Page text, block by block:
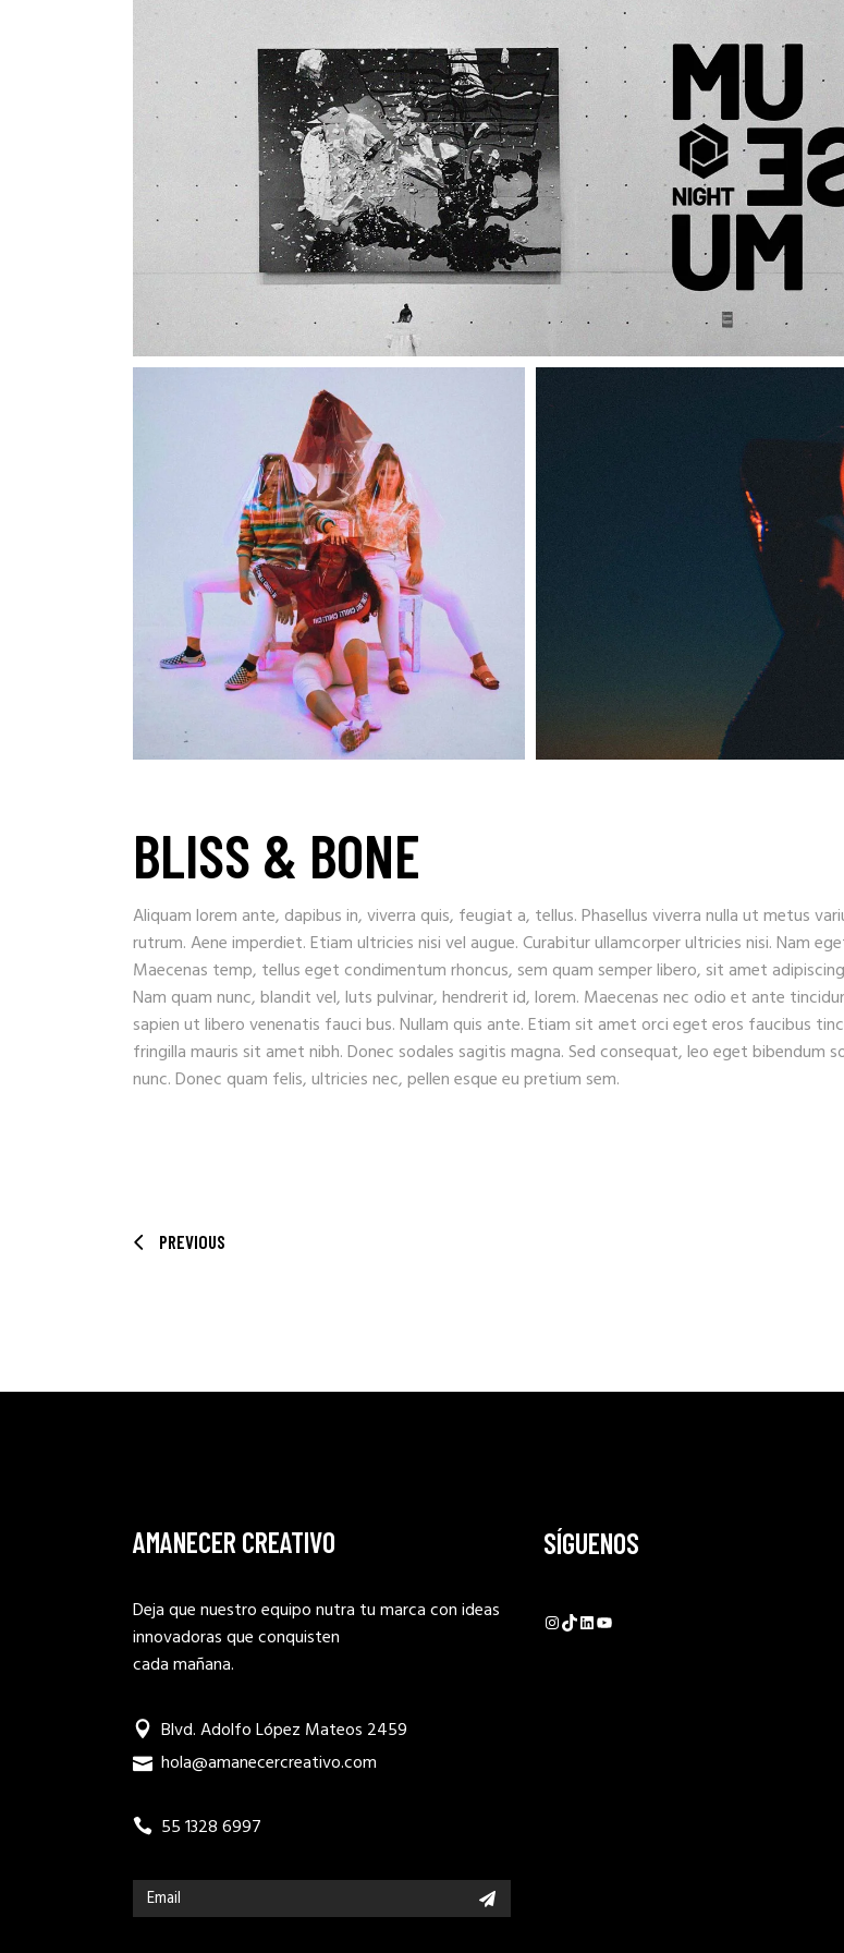
BLISS & BONE
Aliquam lorem ante, dapibus in, viverra quis, feugiat a, tellus. Phasellus viverra nulla ut metus
rutrum. Aene imperdiet. Etiam ultricies nisi vel augue. Curabitur ullamcorper ultricies nisi. Nam
Maecenas temp, tellus eget condimentum rhoncus, sem quam semper libero, sit amet
Nam quam nunc, blandit vel, luts pulvinar, hendrerit id, lorem. Maecenas nec odio et ante
sapien ut libero venenatis fauci bus. Nullam quis ante. Etiam sit amet orci eget eros faucibus
fringilla mauris sit amet nibh. Donec sodales sagitis magna. Sed consequat, leo eget bibendum
nunc. Donec quam felis, ultricies nec, pellen esque eu pretium sem.
PREVIOUS
AMANECER CREATIVO
Deja que nuestro equipo nutra tu marca con ideas
innovadoras que conquisten
cada mañana.
Blvd. Adolfo López Mateos 2459
hola@amanecercreativo.com
55 1328 6997
SÍGUENOS